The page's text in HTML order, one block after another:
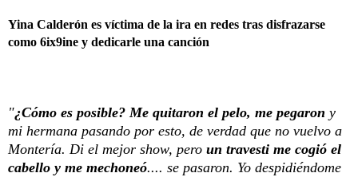
Yina Calderón es víctima de la ira en redes tras disfrazarse
como 6ix9ine y dedicarle una canción
"¿Cómo es posible? Me quitaron el pelo, me pegaron y
mi hermana pasando por esto, de verdad que no vuelvo a
Montería. Di el mejor show, pero un travesti me cogió el
cabello y me mechoneó.... se pasaron. Yo despidiéndome